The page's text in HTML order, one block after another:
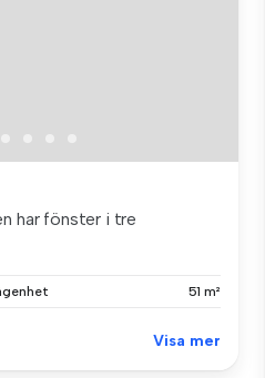
har fönster i tre
51 m²
Visa mer